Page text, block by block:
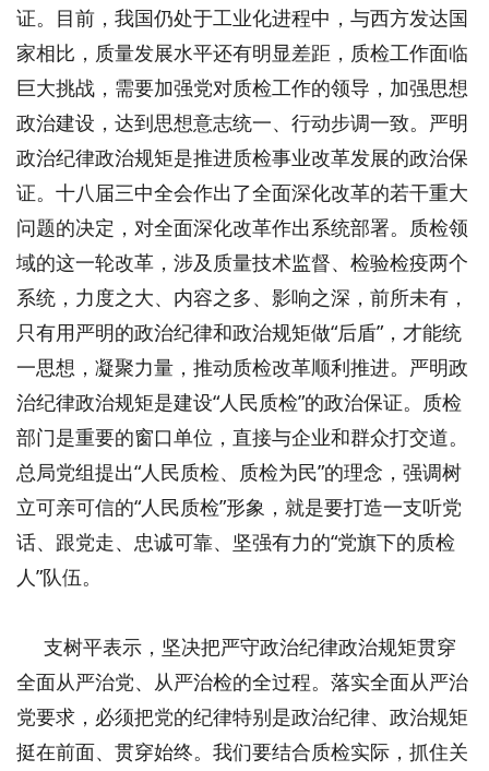
证。目前，我国仍处于工业化进程中，与西方发达国
家相比，质量发展水平还有明显差距，质检工作面临
巨大挑战，需要加强党对质检工作的领导，加强思想
政治建设，达到思想意志统一、行动步调一致。严明
政治纪律政治规矩是推进质检事业改革发展的政治保
证。十八届三中全会作出了全面深化改革的若干重大
问题的决定，对全面深化改革作出系统部署。质检领
域的这一轮改革，涉及质量技术监督、检验检疫两个
系统，力度之大、内容之多、影响之深，前所未有，
只有用严明的政治纪律和政治规矩做“后盾”，才能统
一思想，凝聚力量，推动质检改革顺利推进。严明政
治纪律政治规矩是建设“人民质检”的政治保证。质检
部门是重要的窗口单位，直接与企业和群众打交道。
总局党组提出“人民质检、质检为民”的理念，强调树
立可亲可信的“人民质检”形象，就是要打造一支听党
话、跟党走、忠诚可靠、坚强有力的“党旗下的质检
人”队伍。
支树平表示，坚决把严守政治纪律政治规矩贯穿
全面从严治党、从严治检的全过程。落实全面从严治
党要求，必须把党的纪律特别是政治纪律、政治规矩
挺在前面、贯穿始终。我们要结合质检实际，抓住关